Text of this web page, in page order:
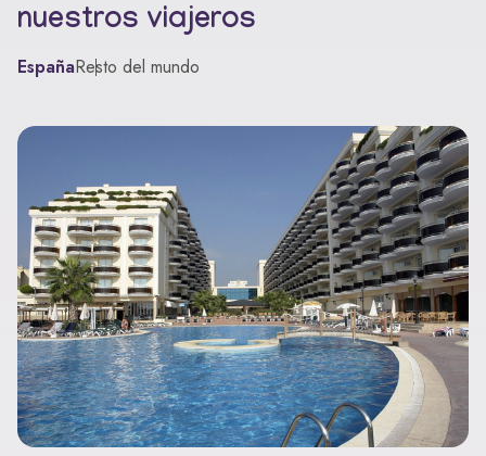
nuestros viajeros
EspañaResto del mundo